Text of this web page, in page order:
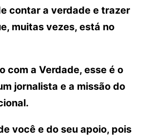
contar a verdade e trazer
muitas vezes, está no
com a Verdade, esse é o
jornalista e a missão do
você e do seu apoio, pois